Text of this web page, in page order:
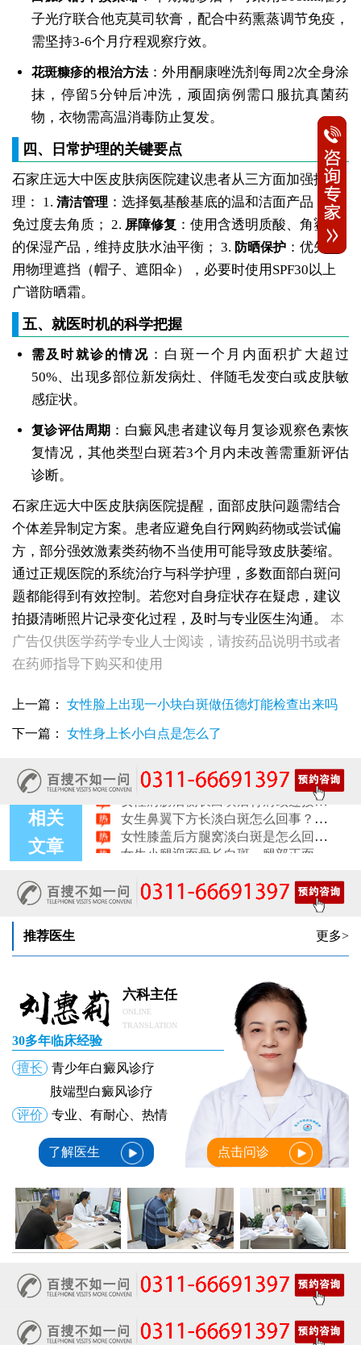
子光疗联合他克莫司软膏，配合中药熏蒸调节免疫，
需坚持3-6个月疗程观察疗效。
花斑糠疹的根治方法：外用酮康唑洗剂每周2次全身涂
抹，停留5分钟后冲洗，顽固病例需口服抗真菌药
物，衣物需高温消毒防止复发。
四、日常护理的关键要点
石家庄远大中医皮肤病医院建议患者从三方面加强护
理： 1. 清洁管理 ：选择氨基酸基底的温和洁面产品，避
免过度去角质； 2. 屏障修复 ：使用含透明质酸、角鲨烷
的保湿产品，维持皮肤水油平衡； 3. 防晒保护：优先采
用物理遮挡（帽子、遮阳伞），必要时使用SPF30以上
广谱防晒霜。
五、就医时机的科学把握
需及时就诊的情况 ：白斑一个月内面积扩大超过
50%、出现多部位新发病灶、伴随毛发变白或皮肤敏
感症状。
复诊评估周期 ：白癜风患者建议每月复诊观察色素恢
复情况，其他类型白斑若3个月内未改善需重新评估
诊断。
石家庄远大中医皮肤病医院提醒，面部皮肤问题需结合
个体差异制定方案。患者应避免自行网购药物或尝试偏
方，部分强效激素类药物不当使用可能导致皮肤萎缩。
通过正规医院的系统治疗与科学护理，多数面部白斑问
题都能得到有效控制。若您对自身症状存在疑虑，建议
拍摄清晰照片记录变化过程，及时与专业医生沟通。
本
广告仅供医学药学专业人士阅读，请按药品说明书或者
在药师指导下购买和使用
上一篇： 女性脸上出现一小块白斑做伍德灯能检查出来吗
下一篇： 女性身上长小白点是怎么了
相关
文章
女性后背腰窝长小白点凹陷处色素变淡，是白癜风早期症状吗
女生脚踝骨节凸起处长白斑 脱色原因与应对方法
女性手指关节长小白块指关节发白会不会扩
女性尾椎骨白斑是白癜风吗后背浅色皮损判断
女性肩膀后侧长白块后背肩颈连接处发白怎么回事
女生鼻翼下方长淡白斑怎么回事？鼻下皮肤发白原因详解
女性膝盖后方腿窝淡白斑是怎么回事 隐蔽处白斑咨询
女生小腿迎面骨长白斑，腿部正面发白解答
女性脸颊边缘长淡色块边界模糊白斑是怎么回事
女生后腰中间长淡色斑腰部正中发白要紧吗
推荐医生 更多>
六科主任
ONLINE
TRANSLATION
30多年临床经验
擅长
青少年白癜风诊疗
肢端型白癜风诊疗
评价
专业、有耐心、热情
了解医生 点击问诊